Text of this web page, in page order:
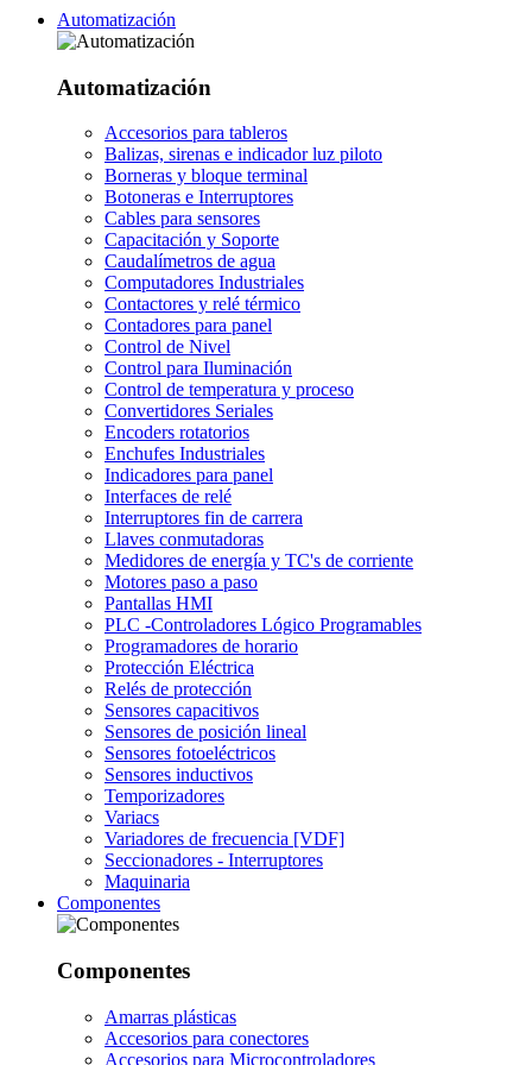
Automatización
Automatización
Accesorios para tableros
Balizas, sirenas e indicador luz piloto
Borneras y bloque terminal
Botoneras e Interruptores
Cables para sensores
Capacitación y Soporte
Caudalímetros de agua
Computadores Industriales
Contactores y relé térmico
Contadores para panel
Control de Nivel
Control para Iluminación
Control de temperatura y proceso
Convertidores Seriales
Encoders rotatorios
Enchufes Industriales
Indicadores para panel
Interfaces de relé
Interruptores fin de carrera
Llaves conmutadoras
Medidores de energía y TC's de corriente
Motores paso a paso
Pantallas HMI
PLC -Controladores Lógico Programables
Programadores de horario
Protección Eléctrica
Relés de protección
Sensores capacitivos
Sensores de posición lineal
Sensores fotoeléctricos
Sensores inductivos
Temporizadores
Variacs
Variadores de frecuencia [VDF]
Seccionadores - Interruptores
Maquinaria
Componentes
Componentes
Amarras plásticas
Accesorios para conectores
Accesorios para Microcontroladores